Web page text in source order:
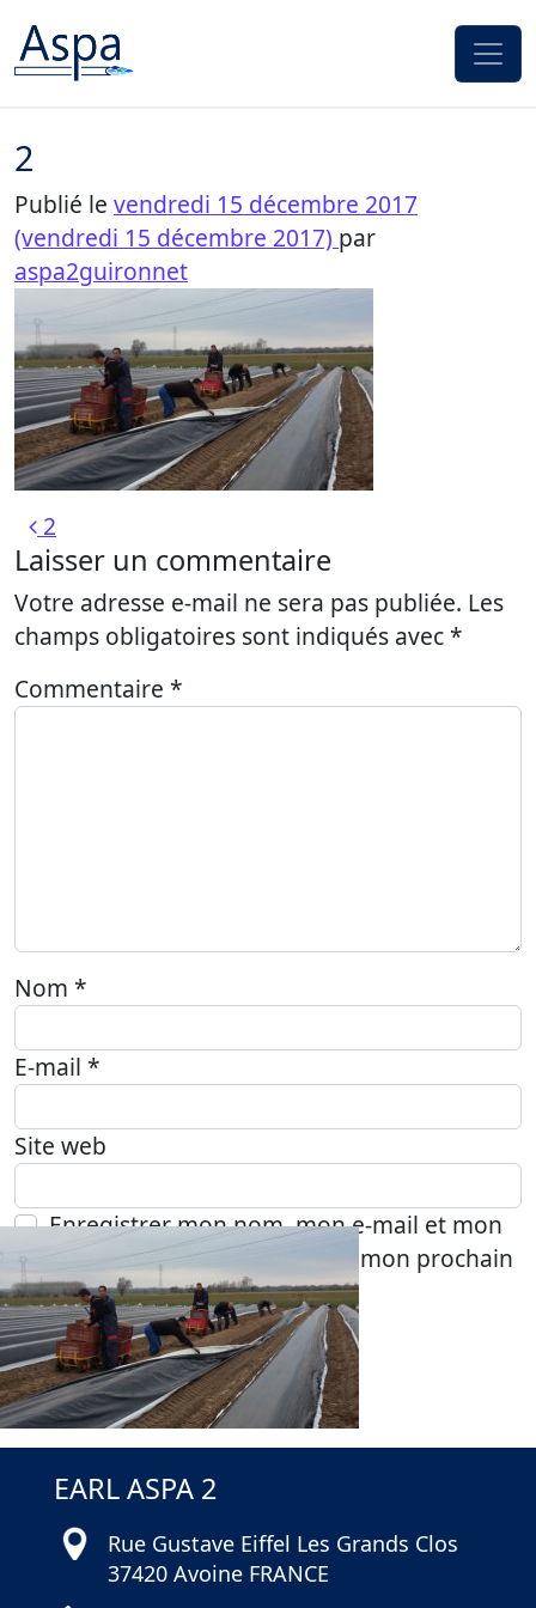
2
Publié le vendredi 15 décembre 2017
(vendredi 15 décembre 2017) par
aspa2guironnet
Navigation des articles
2
Laisser un commentaire
Votre adresse e-mail ne sera pas publiée. Les
champs obligatoires sont indiqués avec*
Commentaire *
Nom *
E-mail *
Site web
Enregistrer mon nom, mon e-mail et mon
site dans le navigateur pour mon prochain
commentaire.
EARL ASPA 2
Rue Gustave Eiffel Les Grands Clos
37420 Avoine FRANCE